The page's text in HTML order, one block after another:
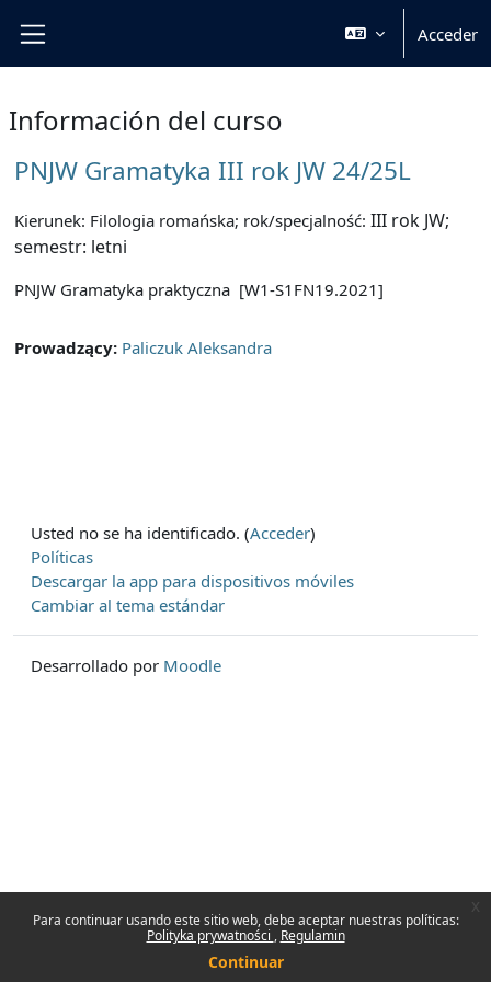
Para continuar usando este sitio web, debe aceptar nuestras políticas:
Polityka prywatności
Regulamin
Continuar
Acceder
Información del curso
PNJW Gramatyka III rok JW 24/25L
Kierunek: Filologia romańska; rok/specjalność: III rok JW;
semestr: letni
PNJW Gramatyka praktyczna [W1-S1FN19.2021]
Prowadzący: Paliczuk Aleksandra
Usted no se ha identificado. (Acceder)
Políticas
Descargar la app para dispositivos móviles
Cambiar al tema estándar
Desarrollado por Moodle